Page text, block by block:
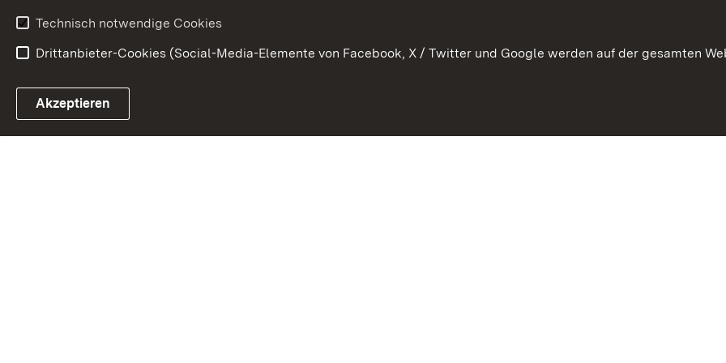
Link zum Landesportal
Technisch notwendige Cookies
Drittanbieter-Cookies (Social-Media-Elemente von Facebook, X / Twitter und Google werden auf der gesamten
Akzeptieren